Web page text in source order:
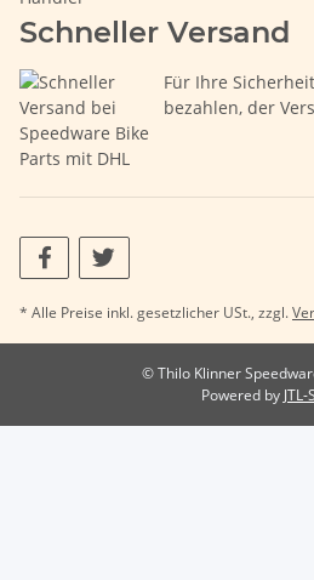
Schneller Versand
Für Ihre
bezahlen, der
* Alle Preise inkl. gesetzlicher USt., zzgl.
© Thilo Klinner
Powered by